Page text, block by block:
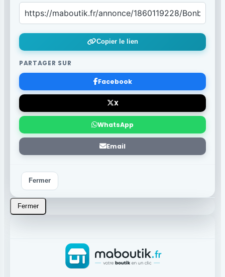
Copier le lien
PARTAGER SUR
Facebook
X
WhatsApp
Email
Fermer
Fermer